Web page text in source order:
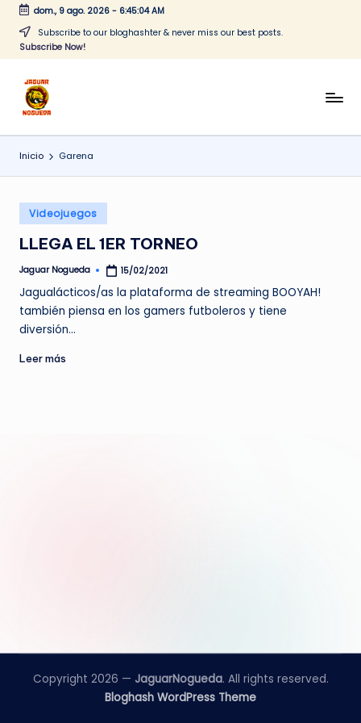
Saltar
dom., 9 ago. 2026- 6:45:04 AM
Subscribe to our bloghashter & never miss our best posts.
Subscribe Now!
J
a
g
a
r
N
o
g
u
CONTENIDO
Inicio Garena
Publicado
en
Videojuegos
LLEGA EL 1ER TORNEO
Publicado
Jaguar Nogueda 15/02/2021
Jagualácticos/as la plataforma de streaming BOOYAH!
también piensa en los gamers futboleros y tiene
diversión…
Leer más
Copyright 2026 — JaguarNogueda. All rights reserved.
Bloghash WordPress Theme